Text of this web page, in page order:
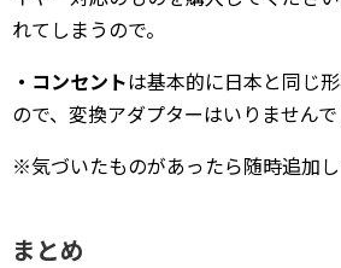
れてしまうので。
・コンセントは基本的に日本と同じ
ので、変換アダプターはいりませんで
※気づいたものがあったら随時追加
まとめ